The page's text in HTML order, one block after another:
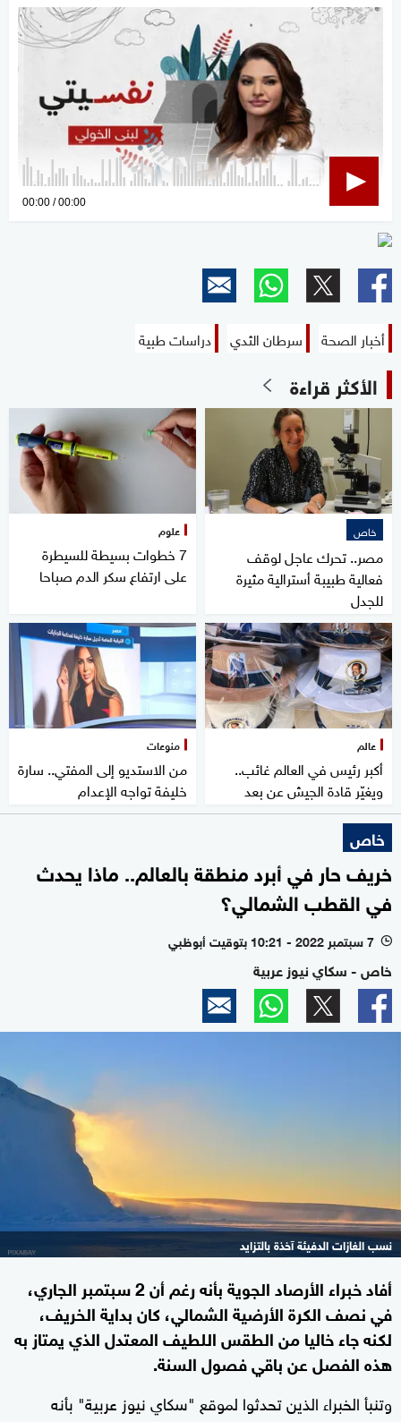
0
00:00 00:00
أخبار الصحة سرطان الثدي دراسات طبية
الأكثر قراءة
خاص
مصر.. تحرك عاجل لوقف
فعالية طبيبة أسترالية مثيرة
للجدل
علوم
7 خطوات بسيطة للسيطرة
على ارتفاع سكر الدم صباحا
عالم
أكبر رئيس في العالم غائب..
ويغيّر قادة الجيش عن بعد
منوعات
من الاستديو إلى المفتي.. سارة
خليفة تواجه الإعدام
خاص
خريف حار في أبرد منطقة بالعالم.. ماذا يحدث
في القطب الشمالي؟
l 7 سبتمبر 2022 - 10:21 بتوقيت أبوظبي
خاص - سكاي نيوز عربية
نسب الغازات الدفيئة آخذة بالتزايد
أفاد خبراء الأرصاد الجوية بأنه رغم أن 2 سبتمبر الجاري،
في نصف الكرة الأرضية الشمالي، كان بداية الخريف،
لكنه جاء خاليا من الطقس اللطيف المعتدل الذي يمتاز به
هذه الفصل عن باقي فصول السنة.
وتنبأ الخبراء الذين تحدثوا لموقع "سكاي نيوز عربية" بأنه